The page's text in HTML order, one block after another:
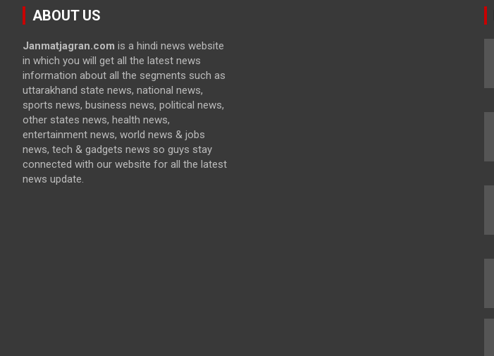
ABOUT US
Janmatjagran.com is a hindi news website
in which you will get all the latest news
information about all the segments such as
uttarakhand state news, national news,
sports news, business news, political news,
other states news, health news,
entertainment news, world news & jobs
news, tech & gadgets news so guys stay
connected with our website for all the latest
news update.